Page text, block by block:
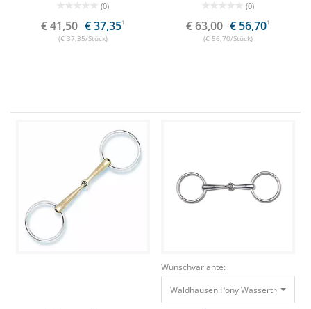
(0)
€ 41,50 € 37,351
(€ 37,35/Stück)
(0)
€ 63,00 € 56,701
(€ 56,70/Stück)
Wunschvariante:
Waldhausen Pony Wassertrense,